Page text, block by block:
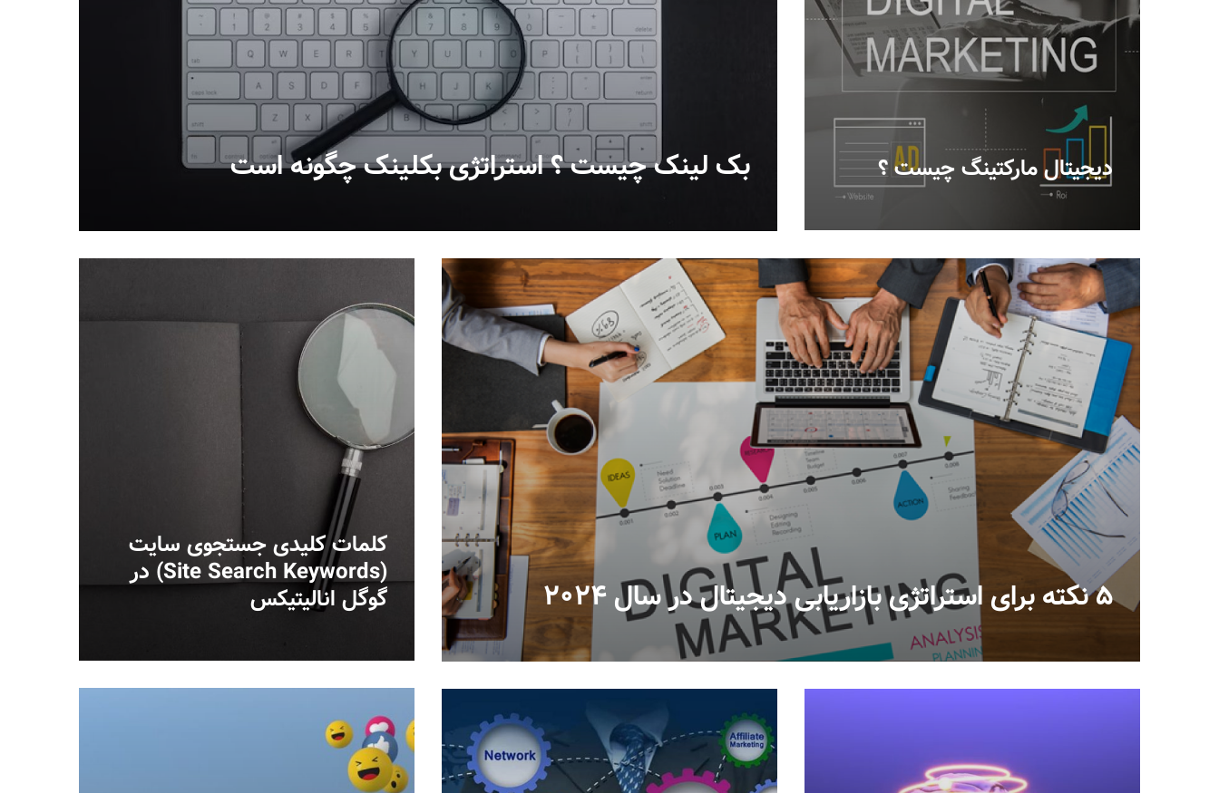
دیجیتال مارکتینگ چیست ؟ بک لینک چیست ؟ استراتژی بکلینک چگونه است
۵ نکته برای استراتژی بازاریابی دیجیتال در سال ۲۰۲۴
کلمات کلیدی جستجوی سایت
(Site Search Keywords) در
گوگل انالیتیکس